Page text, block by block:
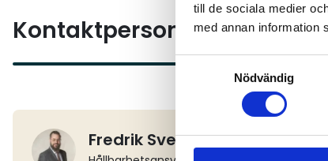
till de sociala medier
med annan information
Samtyckesval
Nödvändig
Kontaktperson
Fredrik Svensson